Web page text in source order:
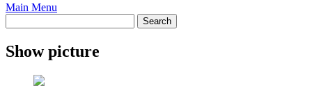
Main Menu
Show picture